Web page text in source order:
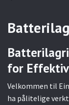
for
Velkommen til
ha pålitelige